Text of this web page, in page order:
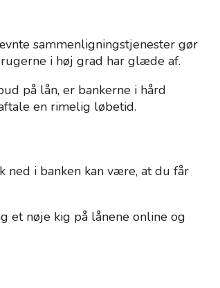
sammenligningstjenester gør
i høj grad har glæde af.
på lån, er bankerne i hård
en rimelig løbetid.
ned i banken kan være, at du får
et nøje kig på lånene online og